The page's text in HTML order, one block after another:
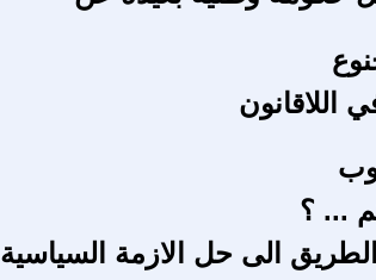
اللاقانون
... ؟
الخروج من المحنة 000الطريق الى حل الازمة السياسية